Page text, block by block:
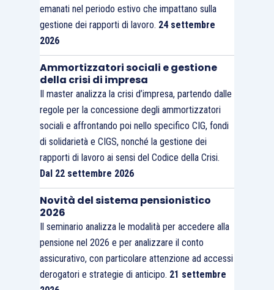
emanati nel periodo estivo che impattano sulla
gestione dei rapporti di lavoro. 24 settembre
2026
Ammortizzatori sociali e gestione
della crisi di impresa
Il master analizza la crisi d’impresa, partendo dalle
regole per la concessione degli ammortizzatori
sociali e affrontando poi nello specifico CIG, fondi
di solidarietà e CIGS, nonché la gestione dei
rapporti di lavoro ai sensi del Codice della Crisi.
Dal 22 settembre 2026
Novità del sistema pensionistico
2026
Il seminario analizza le modalità per accedere alla
pensione nel 2026 e per analizzare il conto
assicurativo, con particolare attenzione ad accessi
derogatori e strategie di anticipo. 21 settembre